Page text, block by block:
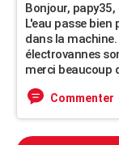
Bonjour,
L'eau passe
dans la
électrovannes
merci beaucoup
Commenter